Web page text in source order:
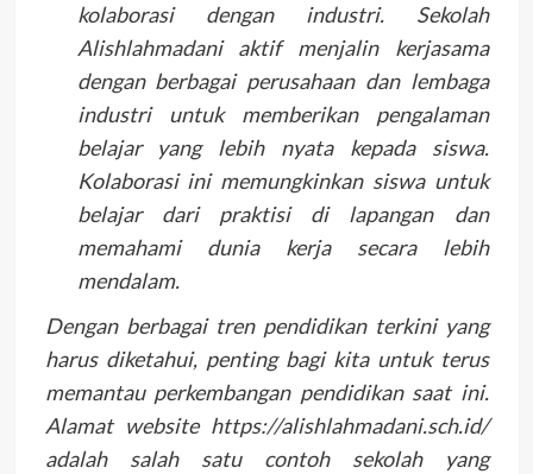
kolaborasi dengan industri. Sekolah
Alishlahmadani aktif menjalin kerjasama
dengan berbagai perusahaan dan lembaga
industri untuk memberikan pengalaman
belajar yang lebih nyata kepada siswa.
Kolaborasi ini memungkinkan siswa untuk
belajar dari praktisi di lapangan dan
memahami dunia kerja secara lebih
mendalam.
Dengan berbagai tren pendidikan terkini yang
harus diketahui, penting bagi kita untuk terus
memantau perkembangan pendidikan saat ini.
Alamat website https://alishlahmadani.sch.id/
adalah salah satu contoh sekolah yang